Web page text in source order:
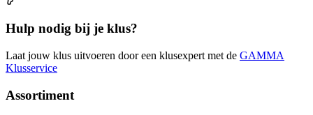
Hulp nodig bij je klus?
Laat jouw klus uitvoeren door een klusexpert met de GAMMA
Klusservice
Assortiment